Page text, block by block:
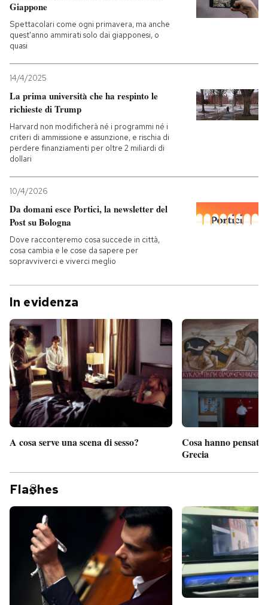
Giappone
Spettacolari come ogni primavera, ma anche
quest'anno ammirati solo dai giapponesi, o
quasi
14/4/2025
La prima università che ha respinto le
richieste di Trump
Harvard non modificherà né i programmi né i
criteri di ammissione e assunzione, e rischia di
perdere finanziamenti per oltre 2 miliardi di
dollari
10/4/2026
Da domani esce Portici, la newsletter del
Post su Bologna
Dove racconteremo cosa succede in città,
cosa cambia e le cose da sapere per
sopravviverci e viverci meglio
In evidenza
A cosa serve una scena di sesso?
Cosa hanno pensato
Grecia
Fla hes